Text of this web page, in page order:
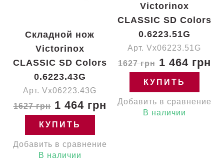
Складной нож
Victorinox
CLASSIC SD Colors
0.6223.43G
Арт. Vx06223.43G
1627 грн1 464 грн
КУПИТЬ
Добавить в сравнение
В наличии
Victorinox
CLASSIC SD Colors
0.6223.51G
Арт. Vx06223.51G
1627 грн1 464 грн
КУПИТЬ
Добавить в сравнение
В наличии